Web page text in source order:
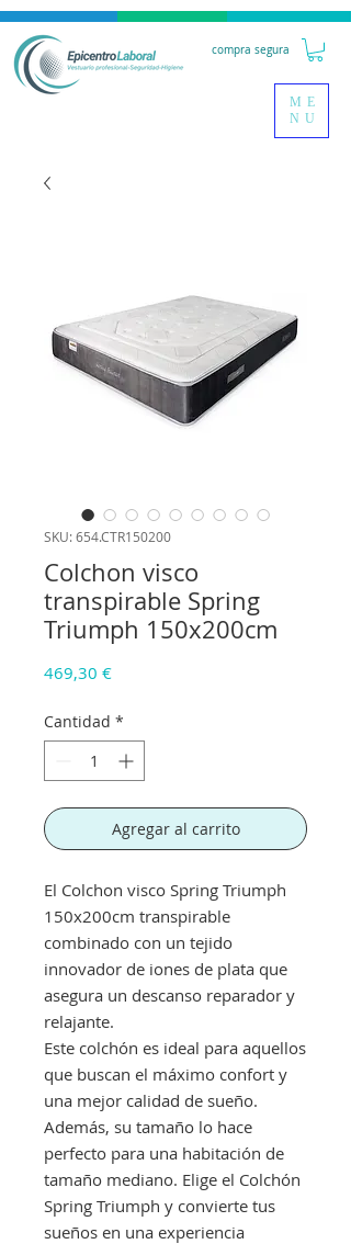
compra segura
ME
NU
SKU: 654.CTR150200
Colchon visco
transpirable Spring
Triumph 150x200cm
469,30 €Precio
Cantidad *
Agregar al carrito
El Colchon visco Spring Triumph
150x200cm transpirable
combinado con un tejido
innovador de iones de plata que
asegura un descanso reparador y
relajante.
Este colchón es ideal para aquellos
que buscan el máximo confort y
una mejor calidad de sueño.
Además, su tamaño lo hace
perfecto para una habitación de
tamaño mediano. Elige el Colchón
Spring Triumph y convierte tus
sueños en una experiencia